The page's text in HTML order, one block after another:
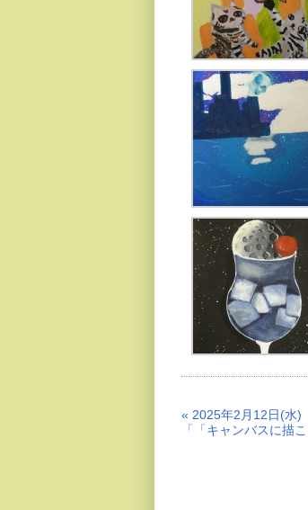
« 2025年2月12日(水)
「「キャンバスに描こ